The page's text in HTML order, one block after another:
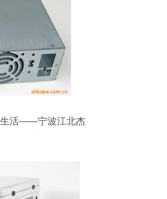
生活——宁波江北杰